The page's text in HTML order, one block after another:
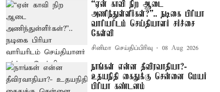
“ஏன் காவி நிற ஆடை
அணிந்துள்ளீர்கள்?”.. நடிகை பிரியா
வாரியரிடம் செய்தியாளர் சர்ச்சை
கேள்வி
சினிமா செய்திப்பிரிவு 08 Aug 2026
நாங்கள் என்ன தீவிரவாதியா?-
உதயநிதி கைதுக்கு சென்னை மேயர்
பிரியா கண்டனம்